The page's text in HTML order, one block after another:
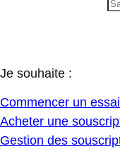
Je souhaite :
Commencer un essai
Acheter une
Gestion des